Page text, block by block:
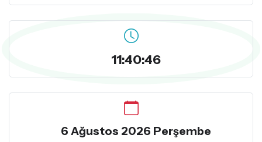
11:40:47
6 Ağustos 2026 Perşembe